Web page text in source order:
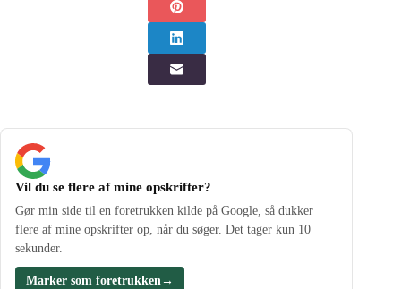
Vil du se flere af mine opskrifter?
Gør min side til en foretrukken kilde på Google, så dukker
flere af mine opskrifter op, når du søger. Det tager kun 10
sekunder.
Marker som foretrukken→